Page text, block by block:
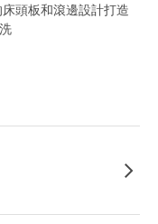
頭板和滾邊設計打造